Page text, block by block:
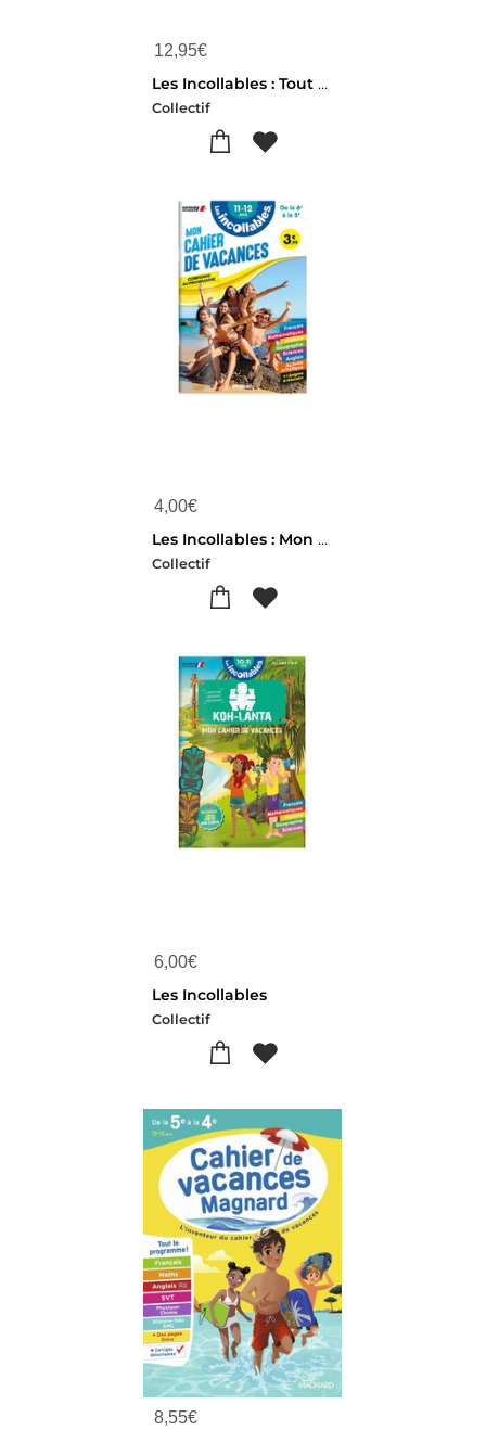
12,95€
Les Incollables : Tout Le Programme ; 6e ; 900 Questions Reponses
Collectif
4,00€
Les Incollables : Mon Cahier De Vacances ; De La 6e A La 5e
Collectif
6,00€
Les Incollables
Collectif
8,55€